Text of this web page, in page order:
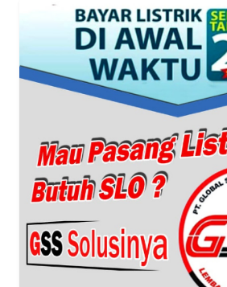
MEDIA
SIBER
KARIR
Wahana
News